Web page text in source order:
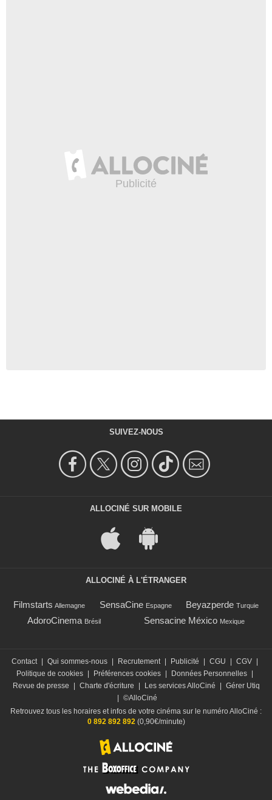
SUIVEZ-NOUS
ALLOCINÉ SUR MOBILE
ALLOCINÉ À L'ÉTRANGER
Filmstarts Allemagne SensaCine Espagne Beyazperde Turquie
AdoroCinema Brésil Sensacine México Mexique
Contact Qui sommes-nous Recrutement Publicité CGU CGV
Politique de cookies
Préférences cookies Données Personnelles
Revue de presse
Charte d'écriture Les services AlloCiné
Gérer Utiq
©AlloCiné
Retrouvez tous les horaires et infos de votre cinéma sur le numéro AlloCiné :
0 892 892 892(0,90€/minute)